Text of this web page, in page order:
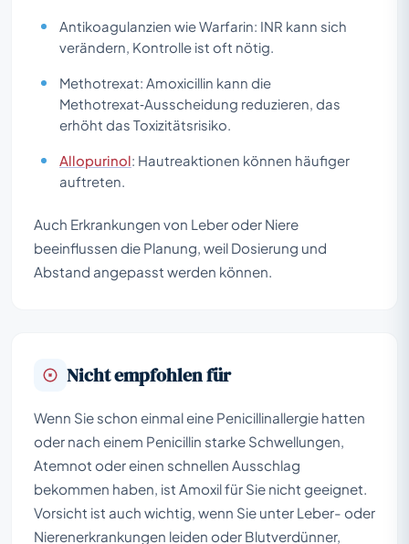
Antikoagulanzien wie Warfarin: INR kann sich
verändern, Kontrolle ist oft nötig.
Methotrexat: Amoxicillin kann die
Methotrexat‑Ausscheidung reduzieren, das
erhöht das Toxizitätsrisiko.
Allopurinol: Hautreaktionen können häufiger
auftreten.
Auch Erkrankungen von Leber oder Niere
beeinflussen die Planung, weil Dosierung und
Abstand angepasst werden können.
Nicht empfohlen für
Wenn Sie schon einmal eine Penicillinallergie hatten
oder nach einem Penicillin starke Schwellungen,
Atemnot oder einen schnellen Ausschlag
bekommen haben, ist Amoxil für Sie nicht geeignet.
Vorsicht ist auch wichtig, wenn Sie unter Leber- oder
Nierenerkrankungen leiden oder Blutverdünner,